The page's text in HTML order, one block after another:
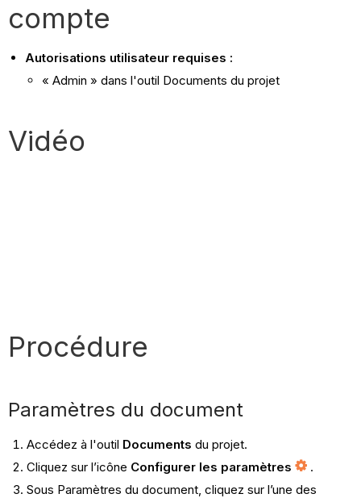
compte
Autorisations utilisateur requises :
« Admin » dans l'outil Documents du projet
Vidéo
Procédure
Paramètres du document
Accédez à l'outil Documents du projet.
Cliquez sur l’icône Configurer les paramètres
.
Sous Paramètres du document, cliquez sur l’une des